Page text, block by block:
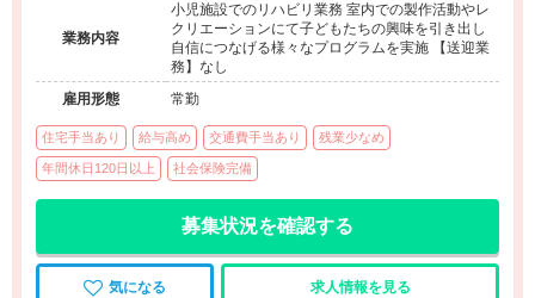
業務内容
小児施設でのリハビリ業務 室内での製作活動やレ
クリエーションにて子どもたちの興味を引き出し
自信につなげる様々なプログラムを実施 【送迎業
務】なし
雇用形態
常勤
住宅手当あり 給与高め 交通費手当あり 残業少なめ
年間休日120日以上 社会保険完備
募集状況を確認する
気になる 求人情報を見る